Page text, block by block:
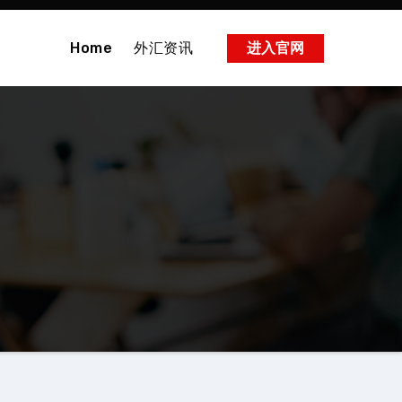
Home 外汇资讯 进入官网